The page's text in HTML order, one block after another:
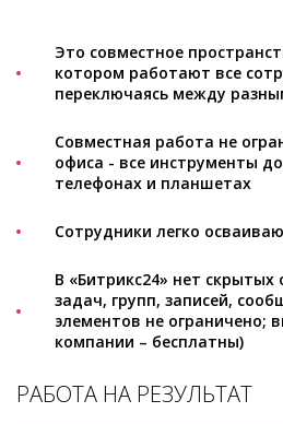
Это совместное
котором работают все
переключаясь между
Совместная работа не
офиса - все инструменты
телефонах и планшетах
Сотрудники легко
В «Битрикс24» нет скрытых
задач, групп, записей,
элементов не ограничено;
компании – бесплатны)
РАБОТА НА РЕЗУЛЬТАТ